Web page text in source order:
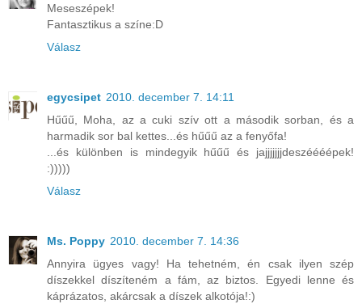
Meseszépek!
Fantasztikus a színe:D
Válasz
egycsipet 2010. december 7. 14:11
Hűűű, Moha, az a cuki szív ott a második sorban, és a
harmadik sor bal kettes...és hűűű az a fenyőfa!
...és különben is mindegyik hűűű és jajjjjjjjdeszéééépek!
:)))))
Válasz
Ms. Poppy 2010. december 7. 14:36
Annyira ügyes vagy! Ha tehetném, én csak ilyen szép
díszekkel díszíteném a fám, az biztos. Egyedi lenne és
káprázatos, akárcsak a díszek alkotója!:)